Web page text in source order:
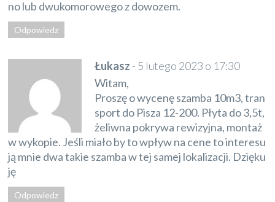
no lub dwukomorowego z dowozem.
Odpowiedz
Łukasz - 5 lutego 2023 o 17:30
Witam,
Proszę o wycenę szamba 10m3, tran
sport do Pisza 12-200. Płyta do 3,5t,
żeliwna pokrywa rewizyjna, montaż
w wykopie. Jeśli miało by to wpływ na cene to interesu
ją mnie dwa takie szamba w tej samej lokalizacji. Dzięku
ję
Odpowiedz